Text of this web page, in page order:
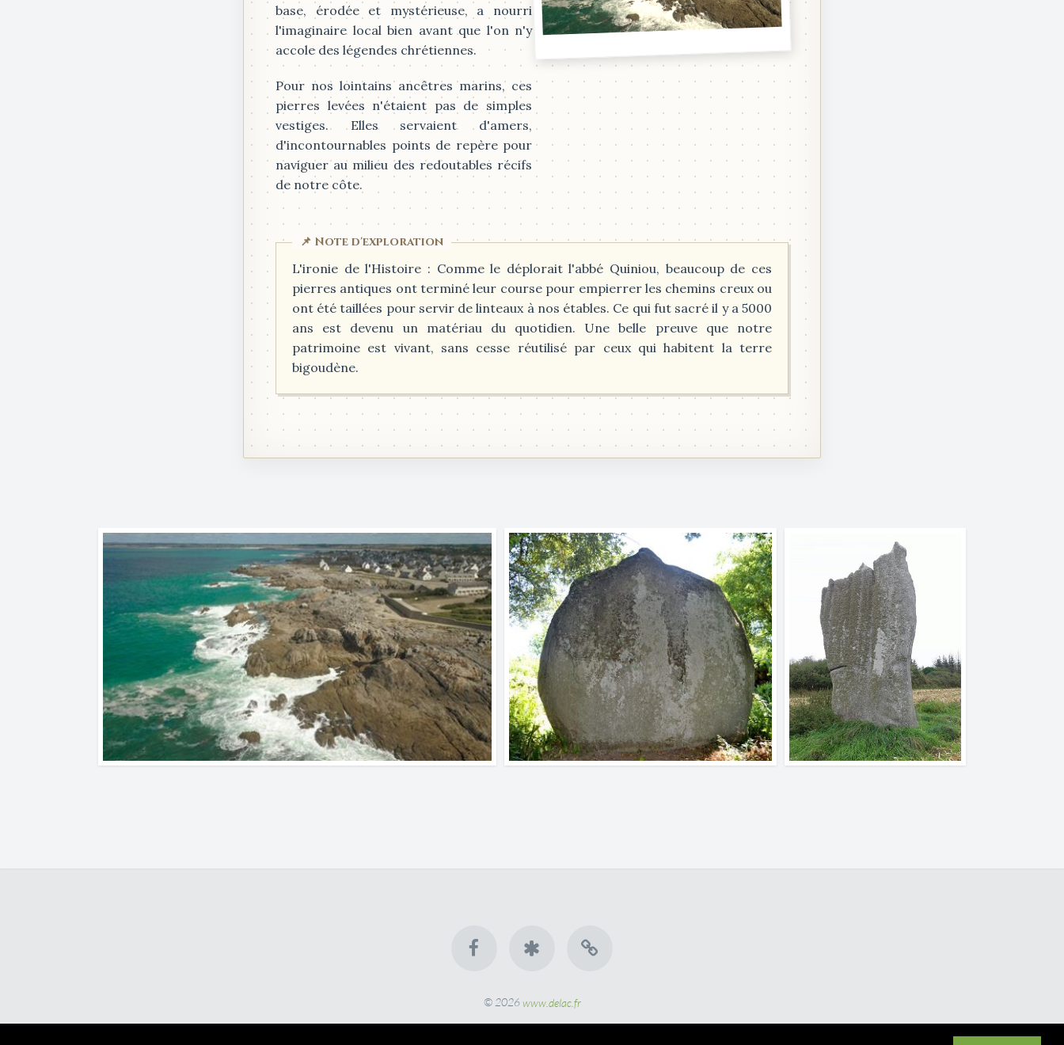
base, érodée et mystérieuse, a nourri
l'imaginaire local bien avant que l'on n'y
accole des légendes chrétiennes.
Pour nos lointains ancêtres marins, ces
pierres levées n'étaient pas de simples
vestiges. Elles servaient d'amers,
d'incontournables points de repère pour
naviguer au milieu des redoutables récifs
de notre côte.
L'ironie de l'Histoire : Comme le déplorait l'abbé Quiniou, beaucoup de ces
pierres antiques ont terminé leur course pour empierrer les chemins creux ou
ont été taillées pour servir de linteaux à nos étables. Ce qui fut sacré il y a 5000
ans est devenu un matériau du quotidien. Une belle preuve que notre
patrimoine est vivant, sans cesse réutilisé par ceux qui habitent la terre
bigoudène.
© 2026www.delac.fr